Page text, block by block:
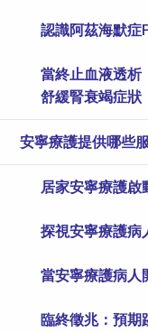
認識阿茲海默症
當終止血液透析
舒緩腎衰竭症狀
安寧療護提供哪些
居家安寧療護啟
探視安寧療護病
當安寧療護病人
臨終徵兆：預期